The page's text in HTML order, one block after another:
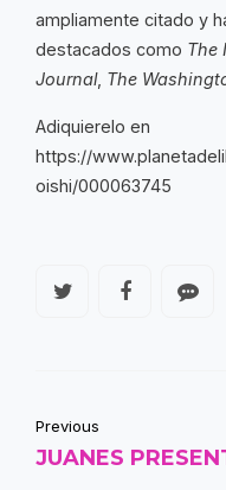
ampliamente citado y
destacados como The
Journal, The
Adiquierelo en
https://
oishi/000063745
Previous
JUANES